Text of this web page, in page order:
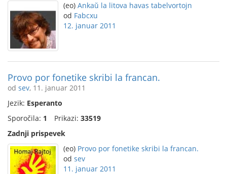
(eo) Ankaŭ la litova havas tabelvortojn
od Fabcxu
12. januar 2011
Provo por fonetike skribi la francan.
od sev, 11. januar 2011
Jezik: Esperanto
Sporočila: 1 Prikazi: 33519
Zadnji prispevek
(eo) Provo por fonetike skribi la francan.
od sev
11. januar 2011